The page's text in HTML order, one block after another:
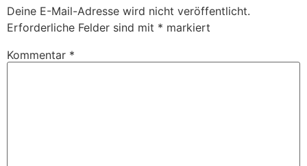
Deine E-Mail-Adresse wird nicht veröffentlicht.
Erforderliche Felder sind mit * markiert
Kommentar *